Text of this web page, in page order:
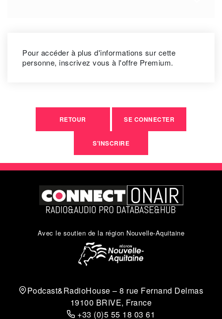
Pour accéder à plus d'informations sur cette
personne, inscrivez vous à l'offre Premium.
RETOUR SE CONNECTER
S'INSCRIRE
Avec le soutien de la région Nouvelle-Aquitaine
Podcast&RadioHouse – 8 rue Fernand Delmas
19100 BRIVE, France
+33 (0)5 55 18 03 61